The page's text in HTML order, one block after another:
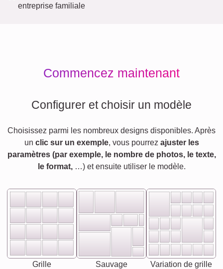
entreprise familiale
Commencez maintenant
Configurer et choisir un modèle
Choisissez parmi les nombreux designs disponibles. Après
un clic sur un exemple, vous pourrez ajuster les
paramètres (par exemple, le nombre de photos, le texte,
le format,…) et ensuite utiliser le modèle.
Grille Sauvage Variation de grille